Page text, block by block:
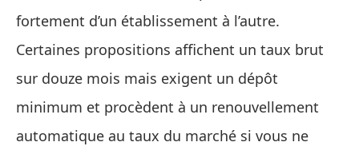
fortement d’un établissement à l’autre.
Certaines propositions affichent un taux brut
sur douze mois mais exigent un dépôt
minimum et procèdent à un renouvellement
automatique au taux du marché si vous ne